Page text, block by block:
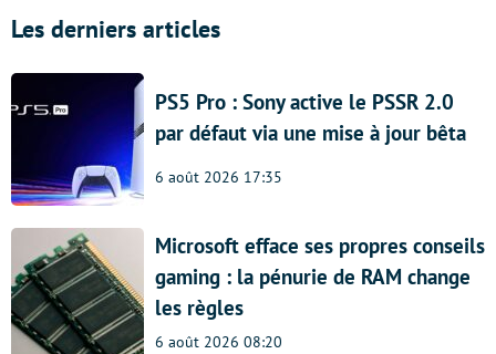
Les derniers articles
PS5 Pro : Sony active le PSSR 2.0
par défaut via une mise à jour bêta
6 août 2026 17:35
Microsoft efface ses propres conseils
gaming : la pénurie de RAM change
les règles
6 août 2026 08:20